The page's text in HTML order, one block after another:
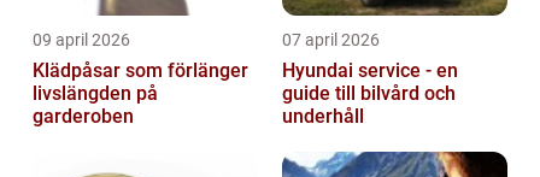
09 april 2026
Klädpåsar som förlänger
livslängden på
garderoben
07 april 2026
Hyundai service - en
guide till bilvård och
underhåll